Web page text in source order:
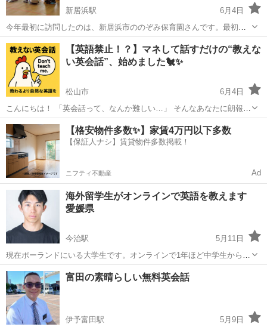
新居浜駅
6月4日
今年最初に訪問したのは、新居浜市ののぞみ保育園さんです。最初は
少し恥ずかしそうにしていた子どもたちでしたが、レッスンが進むに
つれて少しずつ自信がつき、ゲームやアクティビティにも積極的に参
加してくれました。英語を楽しみながら学...
愛媛 新居浜市 新居浜駅 英会話 レッスン
【英語禁止！？】マネして話すだけの“教えな
い英会話”、始めました🐔✨
松山市
6月4日
こんにちは！ 「英会話って、なんか難しい…」 そんなあなたに朗報で
す。 なんと、うちのレッスン、 “教えません”。 なぜなら… 「教えら
れるより、マネした方が自然に話せる」から！ YouTubeや映...
愛媛 松山市 発音 マネ
【格安物件多数✨】家賃4万円以下多数
【保証人ナシ】賃貸物件多数掲載！
ニフティ不動産 Ad
海外留学生がオンラインで英語を教えます
愛媛県
今治駅
5月11日
現在ポーランドにいる大学生です。オンラインで1年ほど中学生から大
人の方まで英語を教えています。IELTS 6.0 と高いわけではないです
が英語の基礎は教えることができます。 学校の定期テスト対策 英話を
話せるようにな...
愛媛 松山市 今治駅 英語/基礎英語 オンライン
富田の素晴らしい無料英会話
伊予富田駅 5月9日